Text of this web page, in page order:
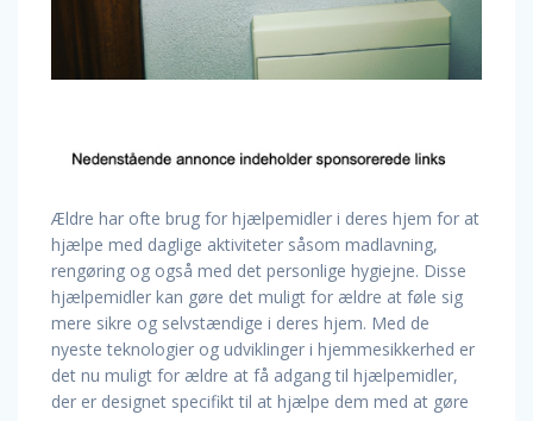
Ældre har ofte brug for hjælpemidler i deres hjem for at
hjælpe med daglige aktiviteter såsom madlavning,
rengøring og også med det personlige hygiejne. Disse
hjælpemidler kan gøre det muligt for ældre at føle sig
mere sikre og selvstændige i deres hjem. Med de
nyeste teknologier og udviklinger i hjemmesikkerhed er
det nu muligt for ældre at få adgang til hjælpemidler,
der er designet specifikt til at hjælpe dem med at gøre